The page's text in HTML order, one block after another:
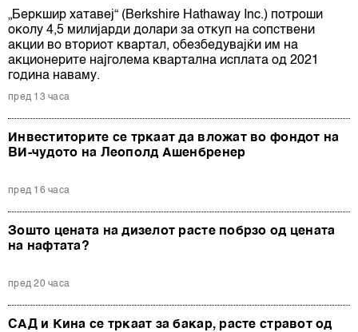
„Беркшир хатавеј“ (Berkshire Hathaway Inc.) потроши
околу 4,5 милијарди долари за откуп на сопствени
акции во вториот квартал, обезбедувајќи им на
акционерите најголема квартална исплата од 2021
година наваму.
пред 13 часа
Инвеститорите се тркаат да вложат во фондот на
ВИ-чудото на Леополд Ашенбренер
пред 16 часа
Зошто цената на дизелот расте побрзо од цената
на нафтата?
пред 20 часа
САД и Кина се тркаат за бакар, расте стравот од